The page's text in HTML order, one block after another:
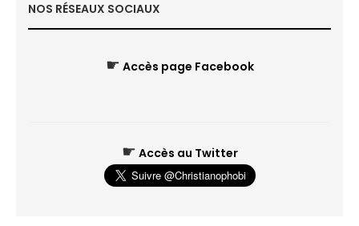
NOS RÉSEAUX SOCIAUX
☛ Accès page Facebook
☛ Accès au Twitter